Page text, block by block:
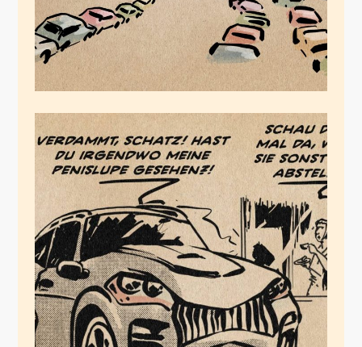
Lebensraum
Autowelt
Januar 25, 2021